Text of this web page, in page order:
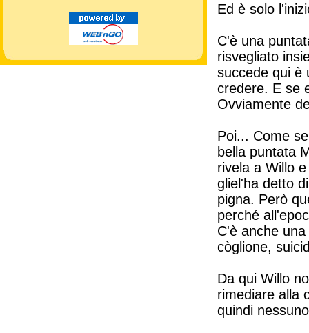
Ed è solo
C'è una
risvegliato
succede qui è
credere. E se
Ovviamente
Poi... Come
bella puntata
rivela a Willo
gliel'ha detto
pigna. Però
perché
C'è anche
còglione,
Da qui Willo
rimediare alla
quindi